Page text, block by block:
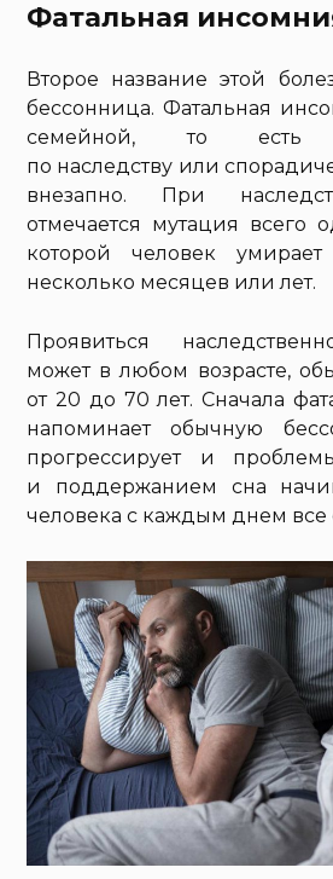
Фатальная
Второе название этой
бессонница. Фатальная
семейной, то есть
по наследству или
внезапно. При
отмечается мутация всего
которой человек
несколько месяцев или лет.
Проявиться
может в любом возрасте,
от 20 до 70 лет. Сначала
напоминает обычную
прогрессирует и
и поддержанием сна
человека с каждым днем все